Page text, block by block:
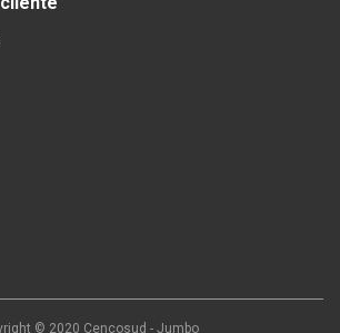
© 2020 Cencosud - Jumbo